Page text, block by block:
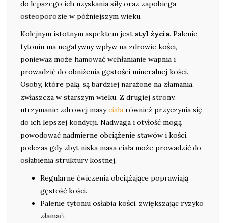
do lepszego ich uzyskania siły oraz zapobiega
osteoporozie w późniejszym wieku.
Kolejnym istotnym aspektem jest styl życia. Palenie
tytoniu ma negatywny wpływ na zdrowie kości,
ponieważ może hamować wchłanianie wapnia i
prowadzić do obniżenia gęstości mineralnej kości.
Osoby, które palą, są bardziej narażone na złamania,
zwłaszcza w starszym wieku. Z drugiej strony,
utrzymanie zdrowej masyciała również przyczynia się
do ich lepszej kondycji. Nadwaga i otyłość mogą
powodować nadmierne obciążenie stawów i kości,
podczas gdy zbyt niska masa ciała może prowadzić do
osłabienia struktury kostnej.
Regularne ćwiczenia obciążające poprawiają
gęstość kości.
Palenie tytoniu osłabia kości, zwiększając ryzyko
złamań.